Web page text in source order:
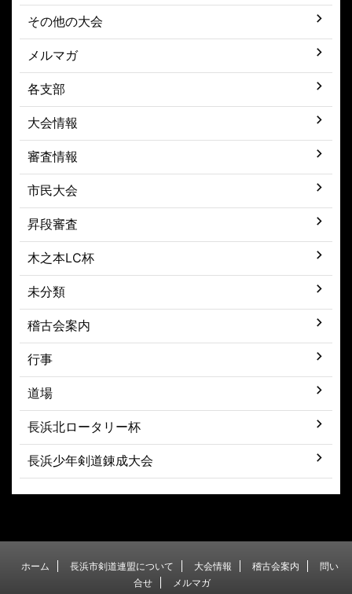
その他の大会
メルマガ
各支部
大会情報
審査情報
市民大会
昇段審査
木之本LC杯
未分類
稽古会案内
行事
道場
長浜北ロータリー杯
長浜少年剣道錬成大会
ホーム 長浜市剣道連盟について 大会情報 稽古会案内
問い
合せ
メルマガ